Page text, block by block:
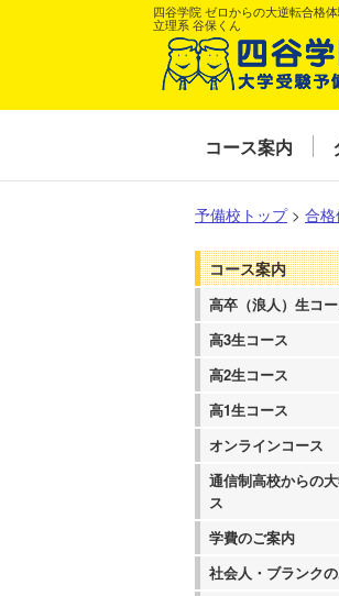
四谷学院 ゼロからの大逆転合格
立理系 谷保くん
コース案内
予備校トップ > 合
コース案内
高卒（浪人）生コ
高3生コース
高2生コース
高1生コース
オンラインコース
通信制高校からの
ス
学費のご案内
社会人・ブランク